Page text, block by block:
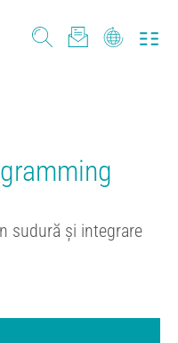
sudură și integrare